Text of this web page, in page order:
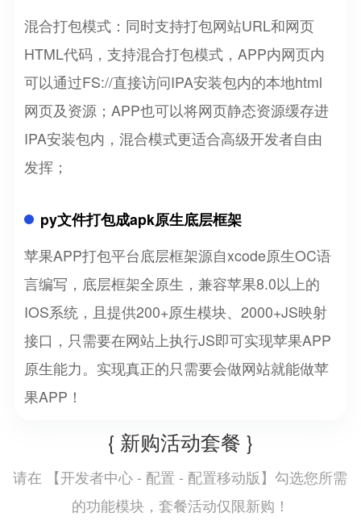
混合打包模式：同时支持打包网站URL和网页
HTML代码，支持混合打包模式，APP内网页内
可以通过FS://直接访问IPA安装包内的本地html
网页及资源；APP也可以将网页静态资源缓存进
IPA安装包内，混合模式更适合高级开发者自由
发挥；
py文件打包成apk原生底层框架
苹果APP打包平台底层框架源自xcode原生OC语
言编写，底层框架全原生，兼容苹果8.0以上的
IOS系统，且提供200+原生模块、2000+JS映射
接口，只需要在网站上执行JS即可实现苹果APP
原生能力。实现真正的只需要会做网站就能做苹
果APP！
{ 新购活动套餐 }
请在 【开发者中心 - 配置 - 配置移动版】勾选您所需
的功能模块，套餐活动仅限新购！